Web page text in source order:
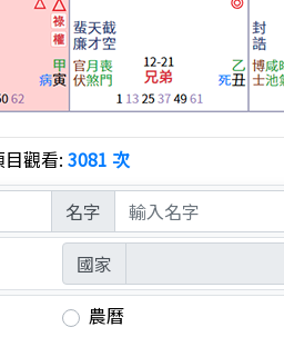
目觀看:3081 次
名字
國家
農曆